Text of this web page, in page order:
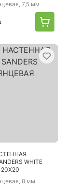
7,5 мм
WHITE
8 мм